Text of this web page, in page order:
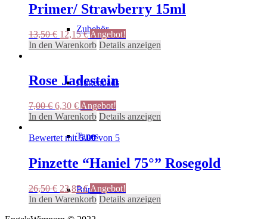
Zubehör
Augenpads
Tapes
Bürsten
Primer/ Strawberry 15ml
13,50€ Ursprünglicher
Preis
12,15€Aktueller
Preis
Angebot!
In den Warenkorb Details anzeigen
Rose Jadestein
7,00€ Ursprünglicher
Preis
7,00 €
6,30 €Aktueller
Preis
6,30 €.
Angebot!
In den Warenkorb Details anzeigen
Bewertet mit5.00von 5
Pinzette “Haniel 75°” Rosegold
26,50€ Ursprünglicher
Preis
23,85€Aktueller
Preis
Angebot!
In den Warenkorb Details anzeigen